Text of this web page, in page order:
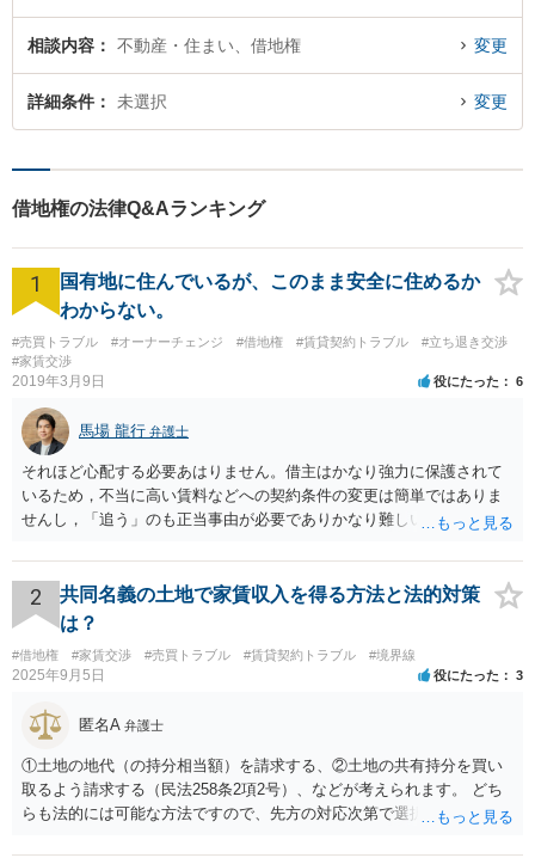
相談内容 不動産・住まい、借地権 変更
詳細条件 未選択 変更
借地権の法律Q&Aランキング
1
国有地に住んでいるが、このまま安全に住めるか
わからない。
#売買トラブル #オーナーチェンジ #借地権 #賃貸契約トラブル
#立ち退き交渉
#家賃交渉
2019年3月9日 役にたった 6
馬場 龍行 弁護士
それほど心配する必要あはりません。借主はかなり強力に保護されて
いるため，不当に高い賃料などへの契約条件の変更は簡単ではありま
せんし，「追う」のも正当事由が必要でありかなり難しいのです。 周
い条件で立退料等を支払ってもらえるかもしれません。 なので無理し
て所有権を取得する必要はないと思いますが，まずは価格ですよね。
ローンが組めないということはないと思いますが，金融機関に相談さ
れてみてはいかがでしょうか。 買うとしたら，という条件をしっかり
把握して，その上で，買うか，借り続けるか，というのはどちらにも
メリットデメリットありますので価値判断の問題といえそうです。
2
共同名義の土地で家賃収入を得る方法と法的対策
は？
#借地権 #家賃交渉 #売買トラブル #賃貸契約トラブル #境界線
2025年9月5日 役にたった 3
匿名A 弁護士
①土地の地代（の持分相当額）を請求する、②土地の共有持分を買い
取るよう請求する（民法258条2項2号）、などが考えられます。 どち
らも法的には可能な方法ですので、先方の対応次第で選択することに